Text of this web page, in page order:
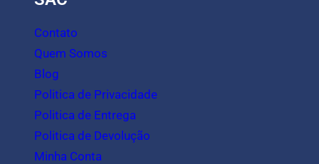
Contato
Quem Somos
Blog
Politica de Privacidade
Politica de Entrega
Politica de Devolução
Minha Conta